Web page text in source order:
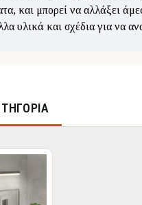
και μπορεί να αλλάξει
υλικά και σχέδια για να